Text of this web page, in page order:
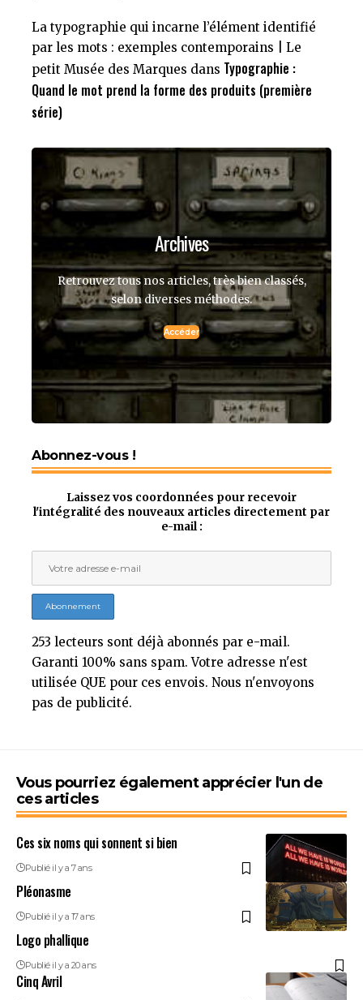
La typographie qui incarne l’élément identifié
par les mots : exemples contemporains | Le
petit Musée des Marques dans Typographie :
Quand le mot prend la forme des produits (première
série)
Archives
Retrouvez tous nos articles, très bien classés,
selon diverses méthodes.
Accéder
Abonnez-vous !
Laissez vos coordonnées pour recevoir
l'intégralité des nouveaux articles directement par
e-mail :
253 lecteurs sont déjà abonnés par e-mail.
Garanti 100% sans spam. Votre adresse n'est
utilisée QUE pour ces envois. Nous n'envoyons
pas de publicité.
Vous pourriez également apprécier l'un de
ces articles
Ces six noms qui sonnent si bien
Publié il y a 7 ans
Pléonasme
Publié il y a 17 ans
Logo phallique
Publié il y a 20 ans
Cinq Avril